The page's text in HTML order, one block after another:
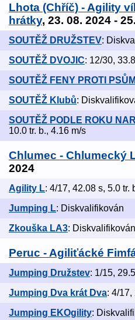
Lhota (Chříč) - Agility
hrátky, 23. 08. 2024 -
SOUTĚŽ DRUŽSTEV:
SOUTĚŽ DVOJIC: 12/30,
SOUTĚŽ FENY PROTI PSŮM
SOUTĚŽ Klubů:
SOUTĚŽ PODLE ROKU
10.0 tr. b., 4.16 m/s
Chlumec - Chlumecký
2024
Agility L: 4/17, 42.08 s, 5.0 tr.
Jumping L: Diskvalifikován
Zkouška LA3: Diskvalifikován
Peruc - Agiliťácké
Jumping Družstev: 1/15,
Jumping Dva krát Dva: 4/17,
Jumping EKOgility: